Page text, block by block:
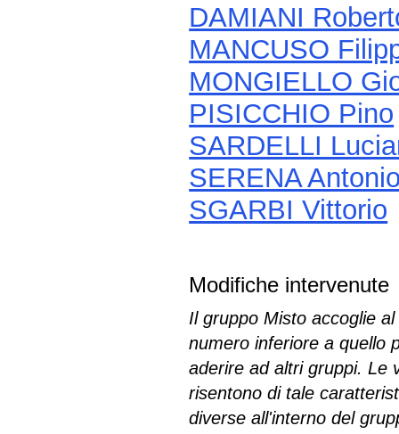
DAMIANI
MANCUSO
MONGIELLO
PISICCHIO Pino
SARDELLI
SERENA
SGARBI Vittorio
Modifiche intervenute
Il gruppo Misto accoglie
numero inferiore a quello
aderire ad altri gruppi. Le
risentono di tale
diverse all'interno del